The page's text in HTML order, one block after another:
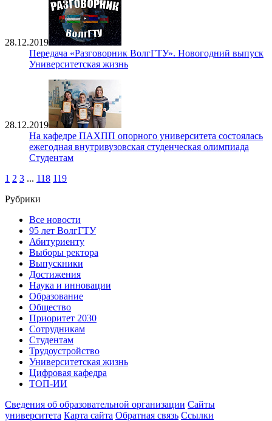
28.12.2019
Передача «Разговорник ВолгГТУ». Новогодний выпуск
Университетская жизнь
28.12.2019
На кафедре ПАХПП опорного университета состоялась
ежегодная внутривузовская студенческая олимпиада
Студентам
1 2 3 ... 118 119
Рубрики
Все новости
95 лет ВолгГТУ
Абитуриенту
Выборы ректора
Выпускники
Достижения
Наука и инновации
Образование
Общество
Приоритет 2030
Сотрудникам
Студентам
Трудоустройство
Университетская жизнь
Цифровая кафедра
ТОП-ИИ
Сведения об образовательной организации Сайты
университета Карта сайта Обратная связь Ссылки